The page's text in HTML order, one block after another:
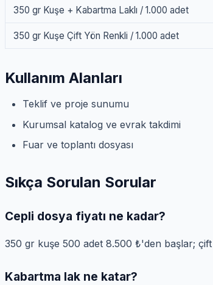
350 gr Kuşe + Kabartma Laklı / 1.000 adet
350 gr Kuşe Çift Yön Renkli / 1.000 adet
Kullanım Alanları
Teklif ve proje sunumu
Kurumsal katalog ve evrak takdimi
Fuar ve toplantı dosyası
Sıkça Sorulan Sorular
Cepli dosya fiyatı ne kadar?
350 gr kuşe 500 adet 8.500 ₺'den başlar;
Kabartma lak ne katar?